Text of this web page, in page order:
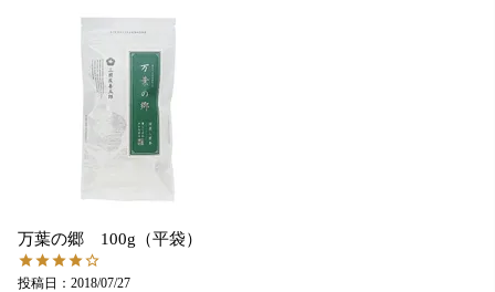
万葉の郷 100g（平袋）
投稿日 2018/07/27